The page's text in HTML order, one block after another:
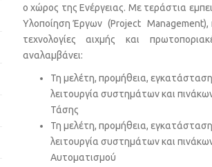
ο χώρος της Ενέργειας. Με τεράστια
Υλοποίηση Έργων (Project Management),
τεχνολογίες αιχμής και
αναλαμβάνει:
Τη μελέτη, προμήθεια,
λειτουργία συστημάτων και
Τάσης
Τη μελέτη, προμήθεια,
λειτουργία συστημάτων και
Αυτοματισμού